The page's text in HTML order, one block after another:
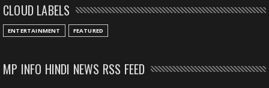
CLOUD LABELS
ENTERTAINMENT FEATURED
MP INFO HINDI NEWS RSS FEED